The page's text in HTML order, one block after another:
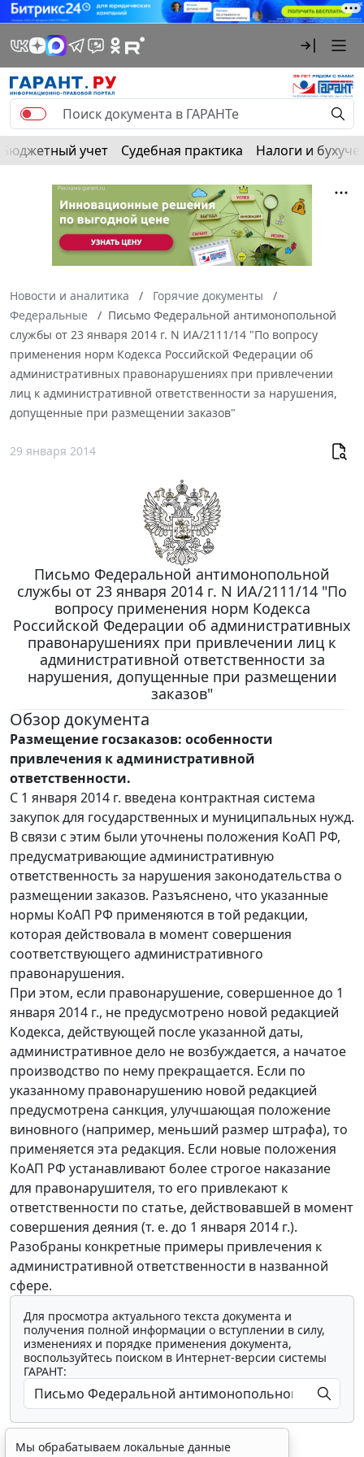
Бюджетный учет Судебная практика Налоги и
Новости и аналитика
Горячие документы
Федеральные
Письмо Федеральной антимонопольной
службы от 23 января 2014 г. N ИА/2111/14 "По вопросу
применения норм Кодекса Российской Федерации об
административных правонарушениях при привлечении
лиц к административной ответственности за нарушения,
допущенные при размещении заказов"
29 января 2014
Письмо Федеральной антимонопольной
службы от 23 января 2014 г. N ИА/2111/14 "По
вопросу применения норм Кодекса
Российской Федерации об административных
правонарушениях при привлечении лиц к
административной ответственности за
нарушения, допущенные при размещении
заказов"
Обзор документа
Размещение госзаказов: особенности
привлечения к административной
ответственности.
С 1 января 2014 г. введена контрактная система
закупок для государственных и муниципальных нужд.
В связи с этим были уточнены положения КоАП РФ,
предусматривающие административную
ответственность за нарушения законодательства о
размещении заказов. Разъяснено, что указанные
нормы КоАП РФ применяются в той редакции,
которая действовала в момент совершения
соответствующего административного
правонарушения.
При этом, если правонарушение, совершенное до 1
января 2014 г., не предусмотрено новой редакцией
Кодекса, действующей после указанной даты,
административное дело не возбуждается, а начатое
производство по нему прекращается. Если по
указанному правонарушению новой редакцией
предусмотрена санкция, улучшающая положение
виновного (например, меньший размер штрафа), то
применяется эта редакция. Если новые положения
КоАП РФ устанавливают более строгое наказание
для правонарушителя, то его привлекают к
ответственности по статье, действовавшей в момент
совершения деяния (т. е. до 1 января 2014 г.).
Разобраны конкретные примеры привлечения к
административной ответственности в названной
сфере.
Для просмотра актуального текста документа и
получения полной информации о вступлении в силу,
изменениях и порядке применения документа,
воспользуйтесь поиском в Интернет-версии системы
ГАРАНТ:
Мы обрабатываем локальные данные